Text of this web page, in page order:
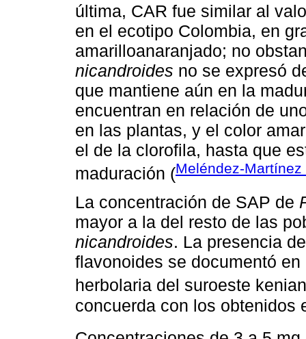
última, CAR fue similar al
en el ecotipo Colombia, en
amarilloanaranjado; no
nicandroides no se expresó
que mantiene aún en la
encuentran en relación de
en las plantas, y el color
el de la clorofila, hasta que
maduración (Meléndez-Martínez
La concentración de SAP de
mayor a la del resto de las
nicandroides. La presencia
flavonoides se documentó
herbolaria del suroeste
concuerda con los obtenidos